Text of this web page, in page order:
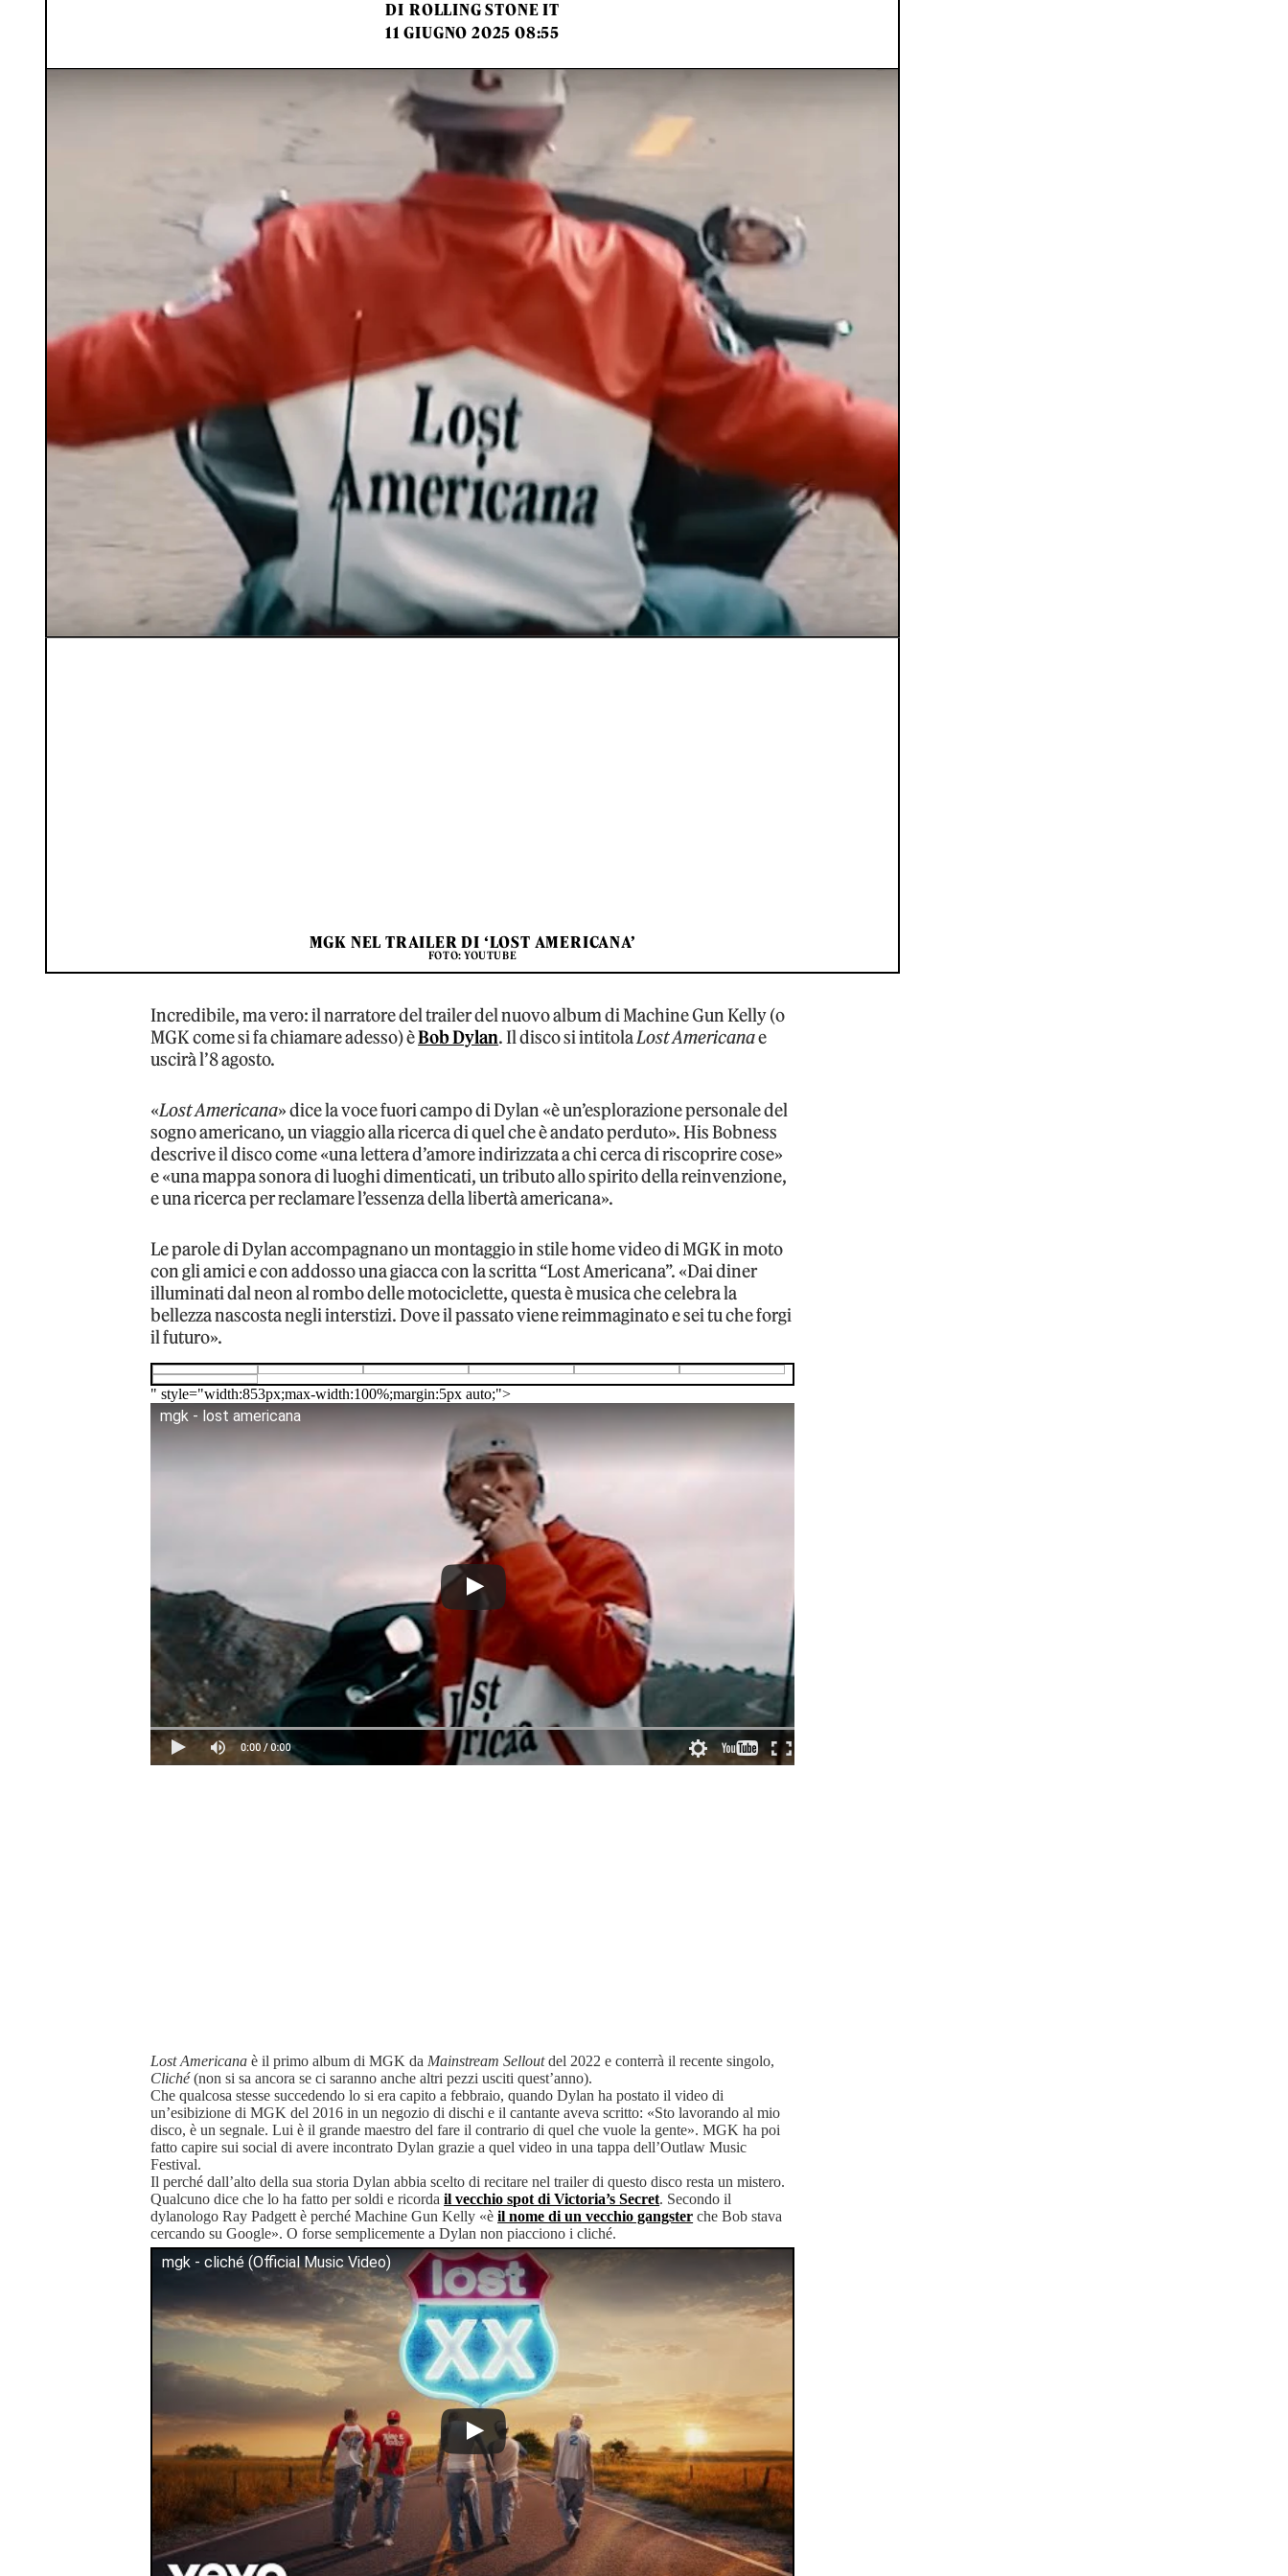
DI ROLLING STONE IT
11 GIUGNO 2025 08:55
MGK NEL TRAILER DI ‘LOST AMERICANA’
FOTO: YOUTUBE
Incredibile, ma vero: il narratore del trailer del nuovo album di Machine Gun Kelly (o
MGK come si fa chiamare adesso) èBob Dylan. Il disco si intitolaLost Americanae
uscirà l’8 agosto.
«Lost Americana» dice la voce fuori campo di Dylan «è un’esplorazione personale del
sogno americano, un viaggio alla ricerca di quel che è andato perduto». His Bobness
descrive il disco come «una lettera d’amore indirizzata a chi cerca di riscoprire cose»
e «una mappa sonora di luoghi dimenticati, un tributo allo spirito della reinvenzione,
e una ricerca per reclamare l’essenza della libertà americana».
Le parole di Dylan accompagnano un montaggio in stile home video di MGK in moto
con gli amici e con addosso una giacca con la scritta “Lost Americana”. «Dai diner
illuminati dal neon al rombo delle motociclette, questa è musica che celebra la
bellezza nascosta negli interstizi. Dove il passato viene reimmaginato e sei tu che forgi
il futuro».
" style="width:853px;max-width:100%;margin:5px auto;">
mgk - lost americana
Lost Americana è il primo album di MGK da Mainstream Selloutdel 2022 e conterrà il recente singolo,
Cliché(non si sa ancora se ci saranno anche altri pezzi usciti quest’anno).
Che qualcosa stesse succedendo lo si era capito a febbraio, quando Dylan ha postato il video di
un’esibizione di MGK del 2016 in un negozio di dischi e il cantante aveva scritto: «Sto lavorando al mio
disco, è un segnale. Lui è il grande maestro del fare il contrario di quel che vuole la gente». MGK ha poi
fatto capire sui social di avere incontrato Dylan grazie a quel video in una tappa dell’Outlaw Music
Festival.
Il perché dall’alto della sua storia Dylan abbia scelto di recitare nel trailer di questo disco resta un mistero.
Qualcuno dice che lo ha fatto per soldi e ricordail vecchio spot di Victoria’s Secret. Secondo il
dylanologo Ray Padgett è perché Machine Gun Kelly «èil nome di un vecchio gangster che Bob stava
cercando su Google». O forse semplicemente a Dylan non piacciono i cliché.
mgk - cliché (Official Music Video)